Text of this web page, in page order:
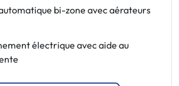
bi-zone avec aérateurs
électrique avec aide au